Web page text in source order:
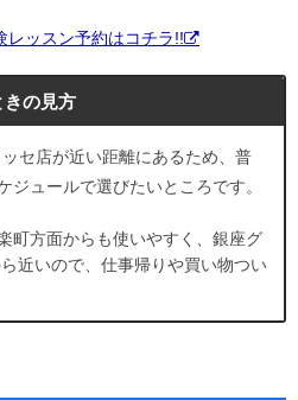
レッスン予約はコチラ!!
きの見方
セ店が近い距離にあるため、普
ジュールで選びたいところです。
町方面からも使いやすく、銀座グ
近いので、仕事帰りや買い物つい